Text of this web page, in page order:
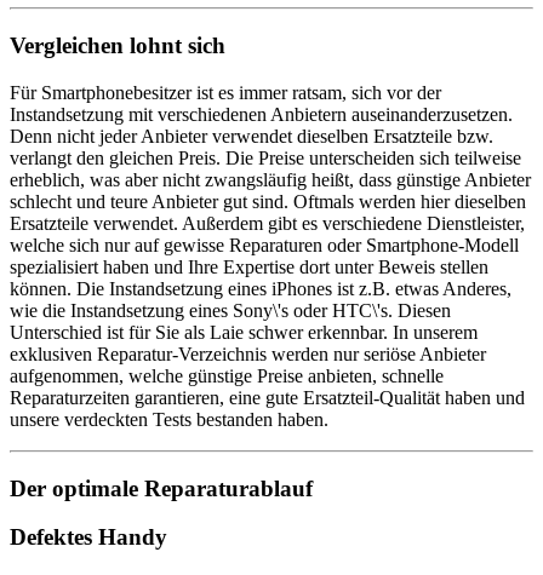
Vergleichen lohnt sich
Für Smartphonebesitzer ist es immer ratsam, sich vor der
Instandsetzung mit verschiedenen Anbietern auseinanderzusetzen.
Denn nicht jeder Anbieter verwendet dieselben Ersatzteile bzw.
verlangt den gleichen Preis. Die Preise unterscheiden sich teilweise
erheblich, was aber nicht zwangsläufig heißt, dass günstige Anbieter
schlecht und teure Anbieter gut sind. Oftmals werden hier dieselben
Ersatzteile verwendet. Außerdem gibt es verschiedene Dienstleister,
welche sich nur auf gewisse Reparaturen oder Smartphone-Modell
spezialisiert haben und Ihre Expertise dort unter Beweis stellen
können. Die Instandsetzung eines iPhones ist z.B. etwas Anderes,
wie die Instandsetzung eines Sony\'s oder HTC\'s. Diesen
Unterschied ist für Sie als Laie schwer erkennbar. In unserem
exklusiven Reparatur-Verzeichnis werden nur seriöse Anbieter
aufgenommen, welche günstige Preise anbieten, schnelle
Reparaturzeiten garantieren, eine gute Ersatzteil-Qualität haben und
unsere verdeckten Tests bestanden haben.
Der optimale Reparaturablauf
Defektes Handy